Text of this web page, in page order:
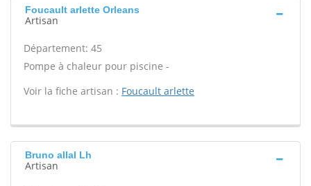
Foucault arlette Orleans
Artisan
Département: 45
Pompe à chaleur pour piscine -
Voir la fiche artisan : Foucault arlette
Bruno allal Lh
Artisan